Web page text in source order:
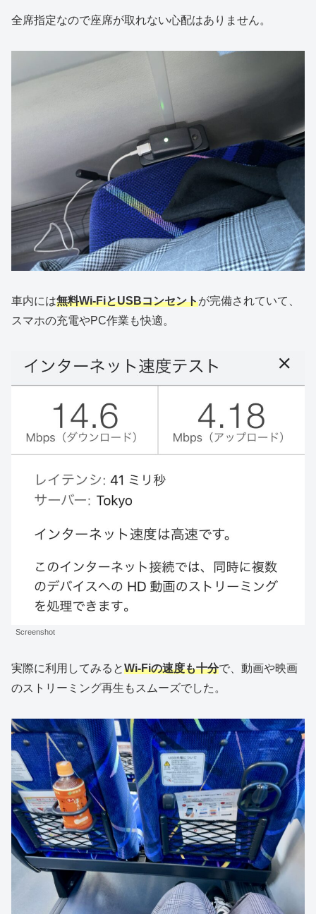
全席指定なので座席が取れない心配はありません。
車内には無料Wi-FiとUSBコンセントが完備されていて、
スマホの充電やPC作業も快適。
Screenshot
実際に利用してみるとWi-Fiの速度も十分で、動画や映画
のストリーミング再生もスムーズでした。